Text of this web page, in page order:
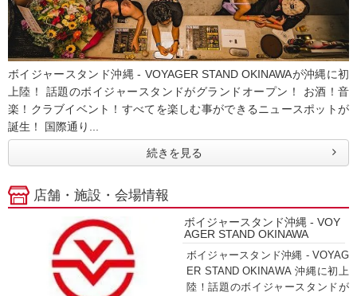
ボイジャースタンド沖縄 - VOYAGER STAND OKINAWAが沖縄に初
上陸！ 話題のボイジャースタンドがグランドオープン！ お酒！音
楽！クラブイベント！すべてを楽しむ事ができるニュースポットが
誕生！ 国際通り...
続きを見る
店舗・施設・会場情報
ボイジャースタンド沖縄 - VOY
AGER STAND OKINAWA
ボイジャースタンド沖縄 - VOYAG
ER STAND OKINAWA 沖縄に初上
陸！話題のボイジャースタンドが